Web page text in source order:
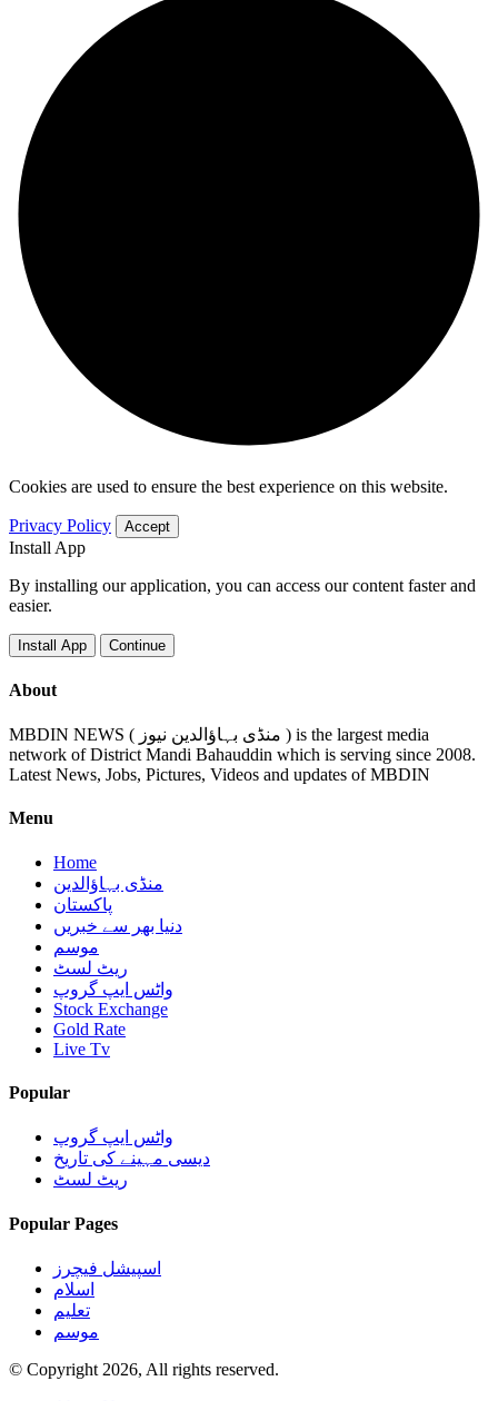
Cookies are used to ensure the best experience on this website.
Privacy Policy Accept
Install App
By installing our application, you can access our content faster and
easier.
Install App Continue
About
MBDIN NEWS ( منڈی بہاؤالدین نیوز ) is the largest media
network of District Mandi Bahauddin which is serving since 2008.
Latest News, Jobs, Pictures, Videos and updates of MBDIN
Menu
Home
منڈی بہاؤالدین
پاکستان
دنیا بھر سے خبریں
موسم
ریٹ لسٹ
واٹس ایپ گروپ
Stock Exchange
Gold Rate
Live Tv
Popular
واٹس ایپ گروپ
دیسی مہینے کی تاریخ
ریٹ لسٹ
Popular Pages
اسپیشل فیچرز
اسلام
تعلیم
موسم
© Copyright 2026, All rights reserved.